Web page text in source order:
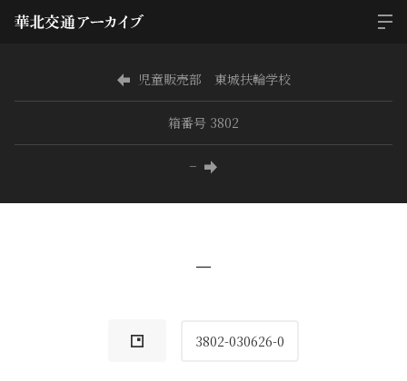
児童販売部 東城扶輪学校
箱番号 3802
−
−
3802-030626-0